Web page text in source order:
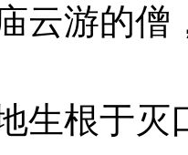
游的僧
根于灭